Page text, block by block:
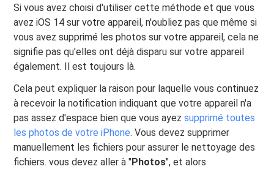
Si vous avez choisi d'utiliser cette méthode et que vous
avez iOS 14 sur votre appareil, n'oubliez pas que même si
vous avez supprimé les photos sur votre appareil, cela ne
signifie pas qu'elles ont déjà disparu sur votre appareil
également. Il est toujours là.
Cela peut expliquer la raison pour laquelle vous continuez
à recevoir la notification indiquant que votre appareil n'a
pas assez d'espace bien que vous ayezsupprimé toutes
les photos de votre iPhone. Vous devez supprimer
manuellement les fichiers pour assurer le nettoyage des
fichiers. vous devez aller à "Photos", et alors